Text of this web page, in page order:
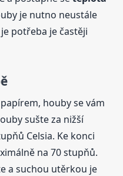
je nutno neustále
potřeba je častěji
houby se vám
sušte za nižší
Celsia. Ke konci
na 70 stupňů.
a suchou utěrkou je